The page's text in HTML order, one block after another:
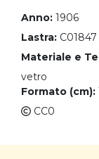
Anno: 1906
Lastra: C01847
Materiale e
vetro
Formato (cm):
CC0